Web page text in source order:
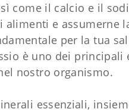
come il calcio e il
alimenti e assumerne
per la tua
è uno dei principali
nostro organismo.
essenziali,